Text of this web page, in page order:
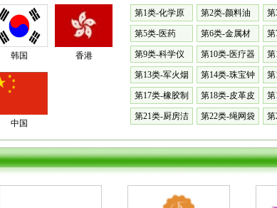
韩国 香港
中国
第1类-化学原
料
第2类-颜料油
漆
第
品
第5类-医药
第6类-金属材
料
第
备
第9类-科学仪
器
第10类-医疗器
械
第
调
第13类-军火烟
火
第14类-珠宝钟
表
第
第17类-橡胶制
品
第18类-皮革皮
具
第
料
第21类-厨房洁
第22类-绳网袋
第